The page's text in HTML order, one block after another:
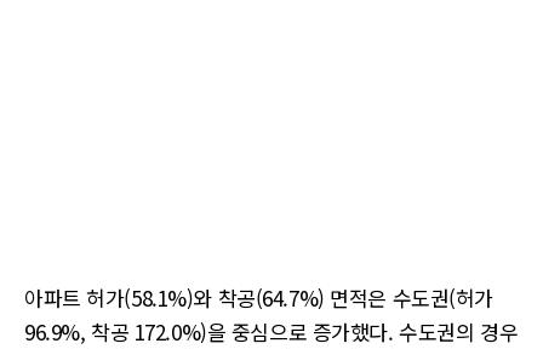
아파트 허가(58.1%)와 착공(64.7%) 면적은 수도권(허가
96.9%, 착공 172.0%)을 중심으로 증가했다. 수도권의 경우